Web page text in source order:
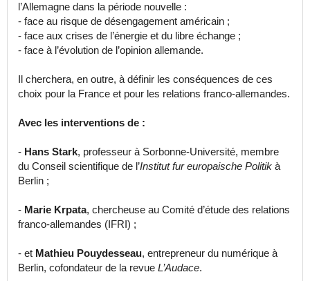
l’Allemagne dans la période nouvelle :
- face au risque de désengagement américain ;
- face aux crises de l’énergie et du libre échange ;
- face à l’évolution de l’opinion allemande.
Il cherchera, en outre, à définir les conséquences de ces
choix pour la France et pour les relations franco-allemandes.
Avec les interventions de :
- Hans Stark, professeur à Sorbonne-Université, membre
du Conseil scientifique de l’Institut fur europaische Politik à
Berlin ;
- Marie Krpata, chercheuse au Comité d’étude des relations
franco-allemandes (IFRI) ;
- et Mathieu Pouydesseau, entrepreneur du numérique à
Berlin, cofondateur de la revue L’Audace.